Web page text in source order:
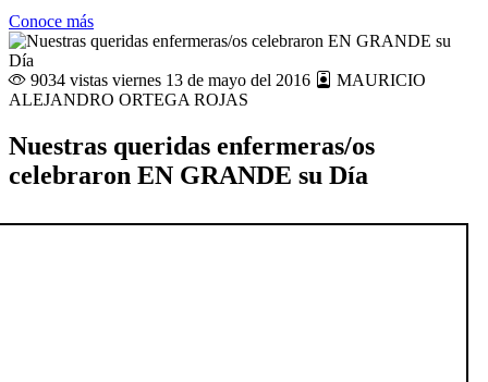
Conoce más
9034 vistas viernes 13 de mayo del 2016
MAURICIO
ALEJANDRO ORTEGA ROJAS
Nuestras queridas enfermeras/os
celebraron EN GRANDE su Día